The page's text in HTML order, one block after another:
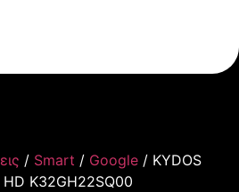
/ Smart / Google / KYDOS
K32GH22SQ00